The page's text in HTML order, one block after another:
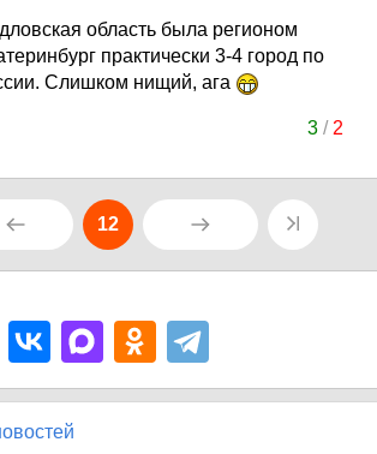
область была регионом
практически 3-4 город по
Слишком нищий, ага
3/ 2
12